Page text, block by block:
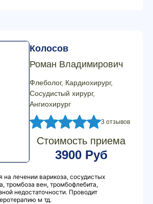
Колосов
Роман Владимирович
Флеболог, Кардиохирург,
Сосудистый хирург,
Ангиохирург
3 отзывов
Стоимость приема
3900 Руб
на лечении варикоза, сосудистых
тромбоза вен, тромбофлебита,
недостаточности. Проводит
м тд.